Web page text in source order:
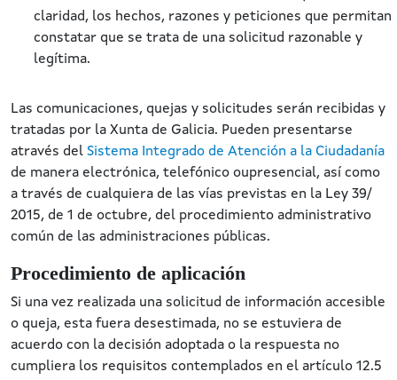
claridad, los hechos, razones y peticiones que permitan
constatar que se trata de una solicitud razonable y
legítima.
Las comunicaciones, quejas y solicitudes serán recibidas y
tratadas por la Xunta de Galicia. Pueden presentarse
através del Sistema Integrado de Atención a la Ciudadanía
de manera electrónica, telefónico oupresencial, así como
a través de cualquiera de las vías previstas en la Ley 39/
2015, de 1 de octubre, del procedimiento administrativo
común de las administraciones públicas.
Procedimiento de aplicación
Si una vez realizada una solicitud de información accesible
o queja, esta fuera desestimada, no se estuviera de
acuerdo con la decisión adoptada o la respuesta no
cumpliera los requisitos contemplados en el artículo 12.5